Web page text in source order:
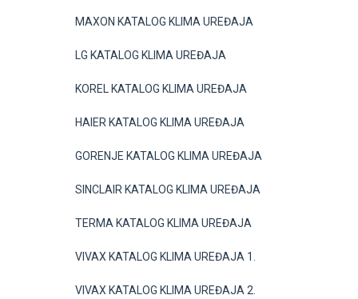
MAXON KATALOG KLIMA UREĐAJA
LG KATALOG KLIMA UREĐAJA
KOREL KATALOG KLIMA UREĐAJA
HAIER KATALOG KLIMA UREĐAJA
GORENJE KATALOG KLIMA UREĐAJA
SINCLAIR KATALOG KLIMA UREĐAJA
TERMA KATALOG KLIMA UREĐAJA
VIVAX KATALOG KLIMA UREĐAJA 1.
VIVAX KATALOG KLIMA UREĐAJA 2.